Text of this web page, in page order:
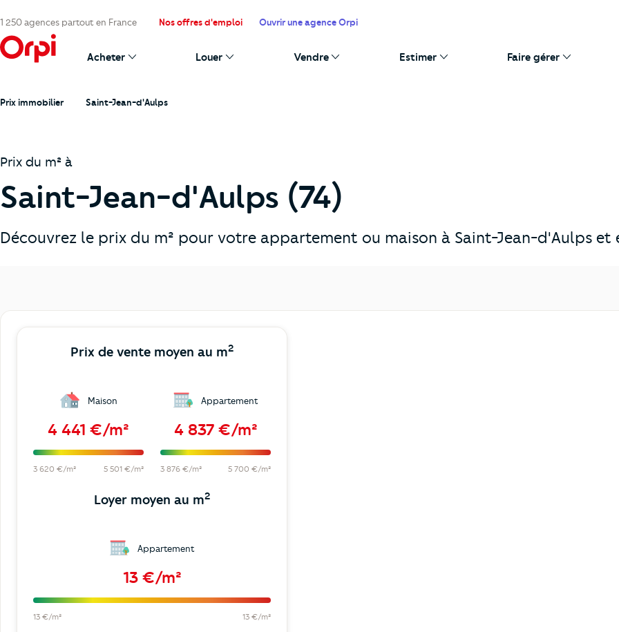
1 250 agences partout en France Nos offres d'emploi Ouvrir une agence Orpi
Acheter Louer Vendre Estimer Faire gérer
Prix immobilier Saint-Jean-d'Aulps
Prix du m² à
Saint-Jean-d'Aulps (74)
Découvrez le prix du m² pour votre appartement ou maison à Saint-Jean-d'Aulps
Prix de vente moyen au m2
Maison
4 441 €/m²
3 620 €/m² 5 501 €/m²
Appartement
4 837 €/m²
3 876 €/m² 5 700 €/m²
Loyer moyen au m2
Appartement
13 €/m²
13 €/m² 13 €/m²